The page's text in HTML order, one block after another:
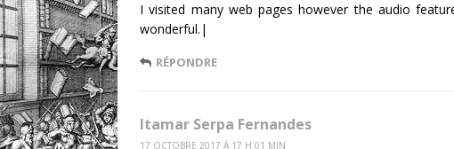
I visited many web pages however the audio
wonderful.|
RÉPONDRE
Itamar Serpa Fernandes
17 OCTOBRE 2017 Á 17 H 01 MIN